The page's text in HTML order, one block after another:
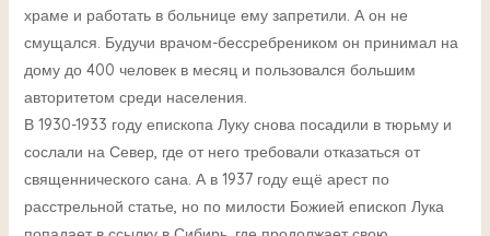
храме и работать в больнице ему запретили. А он не
смущался. Будучи врачом-бессребреником он принимал на
дому до 400 человек в месяц и пользовался большим
авторитетом среди населения.
В 1930-1933 году епископа Луку снова посадили в тюрьму и
сослали на Север, где от него требовали отказаться от
священнического сана. А в 1937 году ещё арест по
расстрельной статье, но по милости Божией епископ Лука